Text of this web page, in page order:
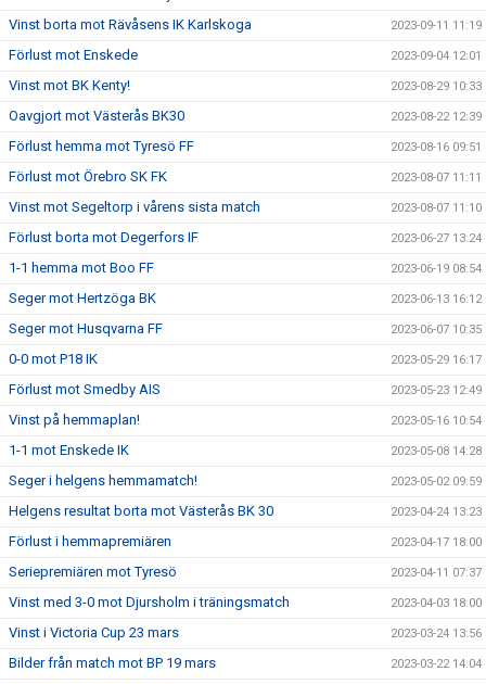
Vinst borta mot Rävåsens IK Karlskoga 2023-09-11 11:19
Förlust mot Enskede 2023-09-04 12:01
Vinst mot BK Kenty! 2023-08-29 10:33
Oavgjort mot Västerås BK30 2023-08-22 12:39
Förlust hemma mot Tyresö FF 2023-08-16 09:51
Förlust mot Örebro SK FK 2023-08-07 11:11
Vinst mot Segeltorp i vårens sista match 2023-08-07 11:10
Förlust borta mot Degerfors IF 2023-06-27 13:24
1-1 hemma mot Boo FF 2023-06-19 08:54
Seger mot Hertzöga BK 2023-06-13 16:12
Seger mot Husqvarna FF 2023-06-07 10:35
0-0 mot P18 IK 2023-05-29 16:17
Förlust mot Smedby AIS 2023-05-23 12:49
Vinst på hemmaplan! 2023-05-16 10:54
1-1 mot Enskede IK 2023-05-08 14:28
Seger i helgens hemmamatch! 2023-05-02 09:59
Helgens resultat borta mot Västerås BK 30 2023-04-24 13:23
Förlust i hemmapremiären 2023-04-17 18:00
Seriepremiären mot Tyresö 2023-04-11 07:37
Vinst med 3-0 mot Djursholm i träningsmatch 2023-04-03 18:00
Vinst i Victoria Cup 23 mars 2023-03-24 13:56
Bilder från match mot BP 19 mars 2023-03-22 14:04